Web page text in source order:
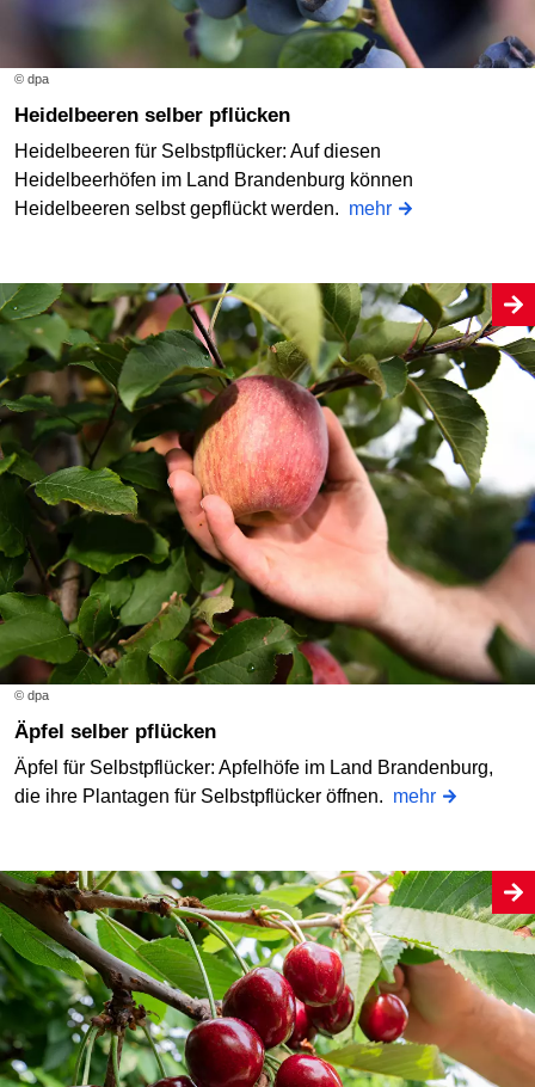
© dpa
Heidelbeeren selber pflücken
Heidelbeeren für Selbstpflücker: Auf diesen
Heidelbeerhöfen im Land Brandenburg können
Heidelbeeren selbst gepflückt werden. mehr
© dpa
Äpfel selber pflücken
Äpfel für Selbstpflücker: Apfelhöfe im Land Brandenburg,
die ihre Plantagen für Selbstpflücker öffnen. mehr